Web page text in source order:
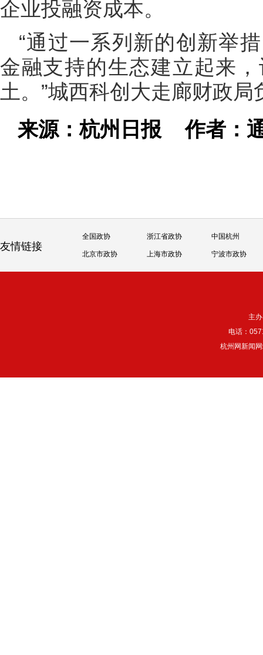
企业投融资成本。
“通过一系列新的创新举
金融支持的生态建立起来
土。”城西科创大走廊财政局
来源：杭州日报作者：
友情链接
全国政协 浙江省政协 中国杭州
北京市政协 上海市政协 宁波市政协
主
电话：
杭州网新闻